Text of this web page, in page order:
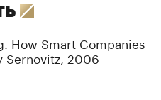
How Smart Companies
Sernovitz 2006